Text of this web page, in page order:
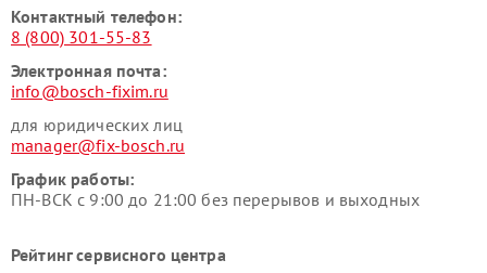
Контактный телефон:
8 (800) 301-55-83
Электронная почта:
info@bosch-fixim.ru
для юридических лиц
manager@fix-bosch.ru
График работы:
ПН-ВСК с 9:00 до 21:00 без перерывов и выходных
Рейтинг сервисного центра